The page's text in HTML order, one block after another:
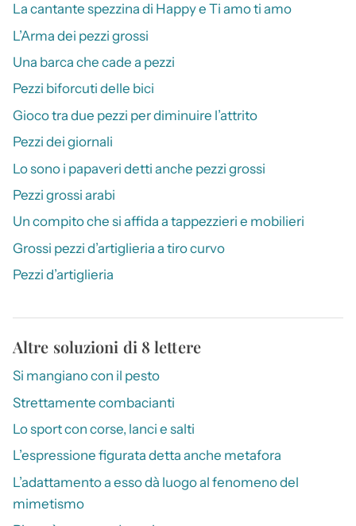
La cantante spezzina di Happy e Ti amo ti amo
L’Arma dei pezzi grossi
Una barca che cade a pezzi
Pezzi biforcuti delle bici
Gioco tra due pezzi per diminuire l’attrito
Pezzi dei giornali
Lo sono i papaveri detti anche pezzi grossi
Pezzi grossi arabi
Un compito che si affida a tappezzieri e mobilieri
Grossi pezzi d’artiglieria a tiro curvo
Pezzi d’artiglieria
Altre soluzioni di 8 lettere
Si mangiano con il pesto
Strettamente combacianti
Lo sport con corse, lanci e salti
L’espressione figurata detta anche metafora
L’adattamento a esso dà luogo al fenomeno del
mimetismo